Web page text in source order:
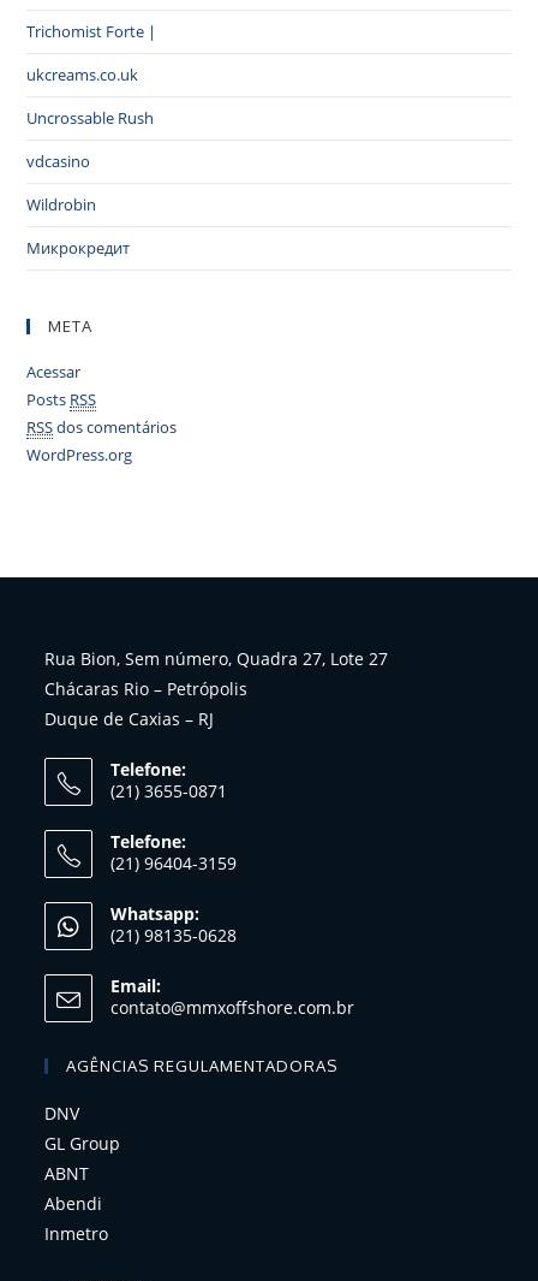
Trichomist Forte |
ukcreams.co.uk
Uncrossable Rush
vdcasino
Wildrobin
Микрокредит
META
Acessar
Posts RSS
RSSdos comentários
WordPress.org
Rua Bion, Sem número, Quadra 27, Lote 27
Chácaras Rio – Petrópolis
Duque de Caxias – RJ
Telefone:
(21) 3655-0871
Telefone:
(21) 96404-3159
Whatsapp:
(21) 98135-0628
Email:
contato@mmxoffshore.com.br
AGÊNCIAS REGULAMENTADORAS
DNV
GL Group
ABNT
Abendi
Inmetro